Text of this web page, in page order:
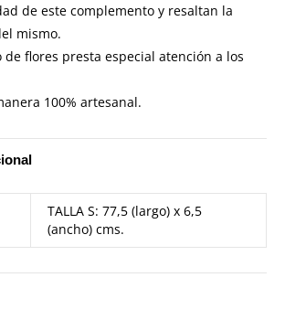
de este complemento y resaltan la
mismo.
de flores presta especial atención a los
100% artesanal.
TALLA S: 77,5 (largo) x 6,5
(ancho) cms.